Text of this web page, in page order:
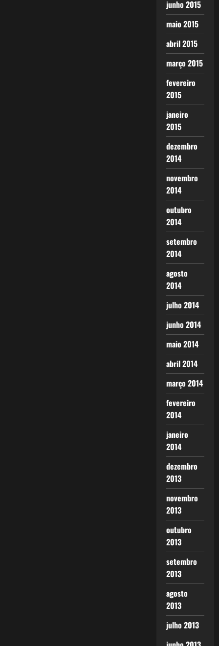
junho 2015
maio 2015
abril 2015
março 2015
fevereiro
2015
janeiro
2015
dezembro
2014
novembro
2014
outubro
2014
setembro
2014
agosto
2014
julho 2014
junho 2014
maio 2014
abril 2014
março 2014
fevereiro
2014
janeiro
2014
dezembro
2013
novembro
2013
outubro
2013
setembro
2013
agosto
2013
julho 2013